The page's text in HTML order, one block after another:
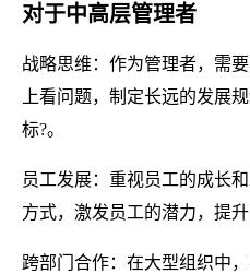
对于中高层管理者
战略思维：作为管理者，需
上看问题，制定长远的发展
标?。
员工发展：重视员工的成长
方式，激发员工的潜力，提
跨部门合作：在大型组织中